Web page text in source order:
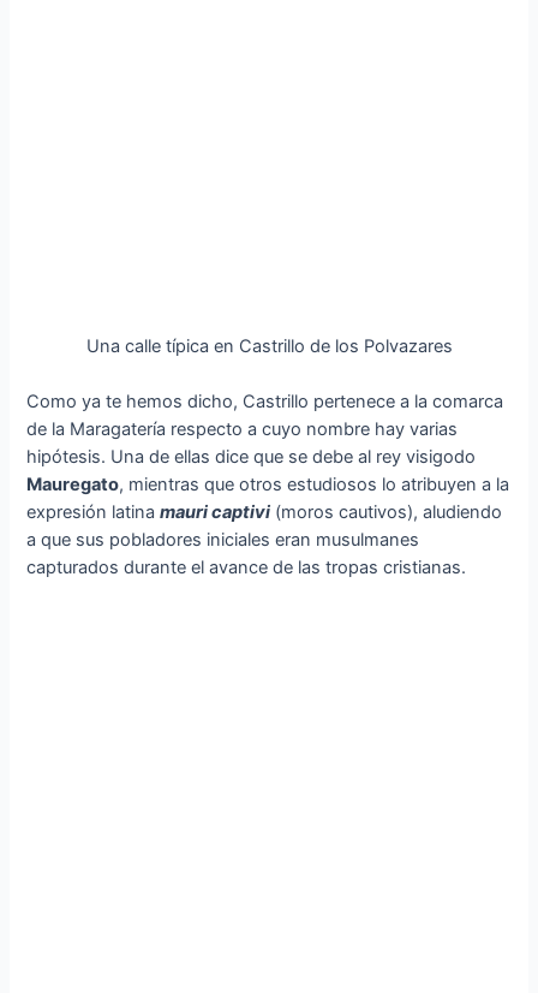
Una calle típica en Castrillo de los Polvazares
Como ya te hemos dicho, Castrillo pertenece a la comarca
de la Maragatería respecto a cuyo nombre hay varias
hipótesis. Una de ellas dice que se debe al rey visigodo
Mauregato, mientras que otros estudiosos lo atribuyen a la
expresión latinamauri captivi (moros cautivos), aludiendo
a que sus pobladores iniciales eran musulmanes
capturados durante el avance de las tropas cristianas.